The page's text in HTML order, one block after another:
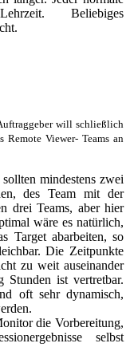
Beliebiges
will schließlich
Viewer- Teams an
mindestens zwei
des Team mit der
drei Teams, aber hier
wäre es natürlich,
Target abarbeiten, so
Die Zeitpunkte
zu weit auseinander
ist vertretbar.
oft sehr dynamisch,
die Vorbereitung,
selbst